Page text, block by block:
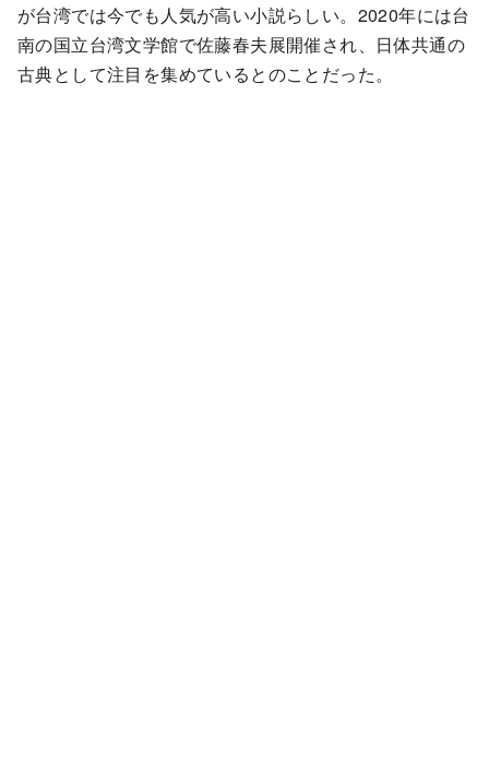
が台湾では今でも人気が高い小説らしい。2020年には台
南の国立台湾文学館で佐藤春夫展開催され、日体共通の
古典として注目を集めているとのことだった。